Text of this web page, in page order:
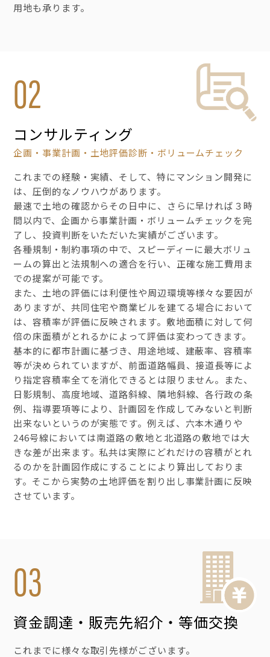
用地も承ります。
02
コンサルティング
企画・事業計画・土地評価診断・ボリュームチェック
これまでの経験・実績、そして、特にマンション開発に
は、圧倒的なノウハウがあります。
最速で土地の確認からその日中に、さらに早ければ３時
間以内で、企画から事業計画・ボリュームチェックを完
了し、投資判断をいただいた実績がございます。
各種規制・制約事項の中で、スピーディーに最大ボリュ
ームの算出と法規制への適合を行い、正確な施工費用ま
での提案が可能です。
また、土地の評価には利便性や周辺環境等様々な要因が
ありますが、共同住宅や商業ビルを建てる場合において
は、容積率が評価に反映されます。敷地面積に対して何
倍の床面積がとれるかによって評価は変わってきます。
基本的に都市計画に基づき、用途地域、建蔽率、容積率
等が決められていますが、前面道路幅員、接道長等によ
り指定容積率全てを消化できるとは限りません。また、
日影規制、高度地域、道路斜線、隣地斜線、各行政の条
例、指導要項等により、計画図を作成してみないと判断
出来ないというのが実態です。例えば、六本木通りや
246号線においては南道路の敷地と北道路の敷地では大
きな差が出来ます。私共は実際にどれだけの容積がとれ
るのかを計画図作成にすることにより算出しておりま
す。そこから実勢の土地評価を割り出し事業計画に反映
させています。
03
資金調達・販売先紹介・等価交換
これまでに様々な取引先様がございます。